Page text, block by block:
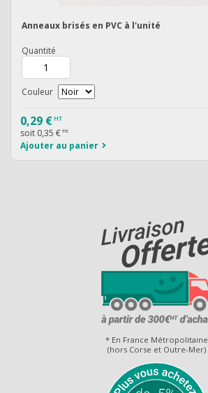
Anneaux brisés en PVC à l'unité
Quantité
Couleur
0,29 € HT
soit 0,35 € TTC
Ajouter au panier
* En France Métropolitaine
(hors Corse et Outre-Mer)